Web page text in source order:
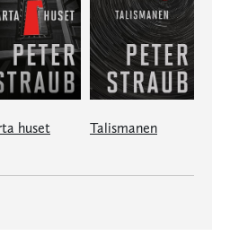
huset Talismanen